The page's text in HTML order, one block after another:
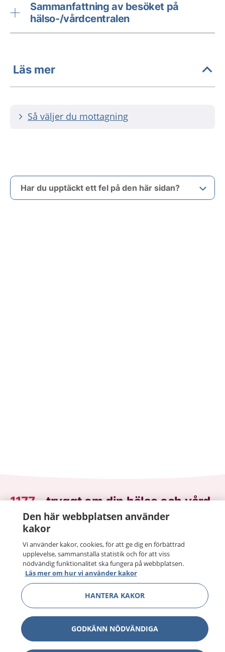
Sammanfattning av besöket på
hälso-/vårdcentralen
Läs mer
Så väljer du mottagning
Har du upptäckt ett fel på den här sidan?
1177–tryggt om din hälsa och vård
På 1177.se får du råd om hälsa och information om
Logga in för att läsa din journal och göra dina
vårdärenden. Ring telefonnummer 1177 för
sjukvårdsrådgivning dygnet runt.
1177 ger dig råd när du vill må bättre.
Visa
Den här webbplatsen använder
kakor
Vi använder kakor, cookies, för att ge dig en förbättrad
upplevelse, sammanställa statistik och för att viss
nödvändig funktionalitet ska fungera på webbplatsen.
Läs mer om hur vi använder kakor
HANTERA KAKOR
GODKÄNN NÖDVÄNDIGA